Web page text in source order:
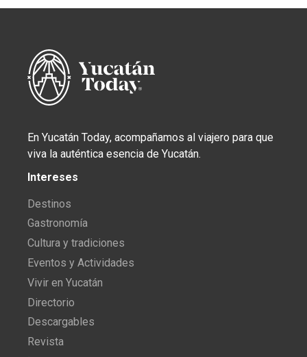
En Yucatán Today, acompañamos al viajero para que
viva la auténtica esencia de Yucatán.
Intereses
Destinos
Gastronomía
Cultura y tradiciones
Eventos y Actividades
Vivir en Yucatán
Directorio
Descargables
Revista